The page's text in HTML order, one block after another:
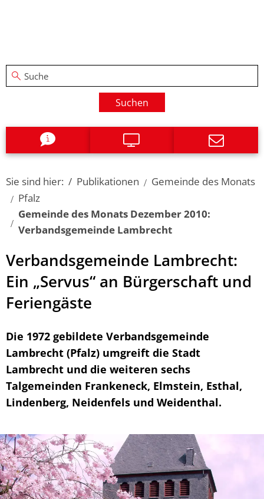
Suchen
Sie sind hier: Publikationen
Gemeinde des Monats
Pfalz
Gemeinde des Monats Dezember 2010:
Verbandsgemeinde Lambrecht
Verbandsgemeinde Lambrecht:
Ein „Servus“ an Bürgerschaft und
Feriengäste
Die 1972 gebildete Verbandsgemeinde
Lambrecht (Pfalz) umgreift die Stadt
Lambrecht und die weiteren sechs
Talgemeinden Frankeneck, Elmstein, Esthal,
Lindenberg, Neidenfels und Weidenthal.